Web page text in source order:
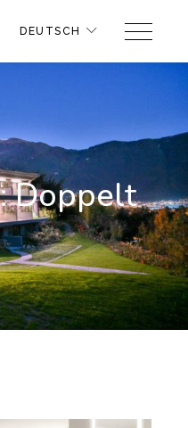
DEUTSCH
Doppelt